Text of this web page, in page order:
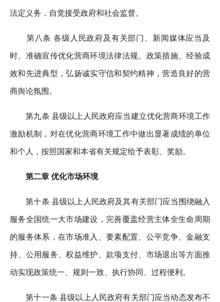
法定义务，自觉接受政府和社会监督。
第八条 各级人民政府及有关部门、新闻媒体应当及
时、准确宣传优化营商环境法律法规、政策措施、经验成
效和先进典型，弘扬诚实守信和契约精神，营造良好的营
商舆论氛围。
第九条 县级以上人民政府应当建立优化营商环境工作
激励机制，对在优化营商环境工作中做出显著成绩的单位
和个人，按照国家和本省有关规定给予表彰、奖励。
第二章 优化市场环境
第十条 县级以上人民政府及其有关部门应当围绕融入
服务全国统一大市场建设，完善覆盖经营主体全生命周期
的服务体系，在市场准入、要素配置、公平竞争、金融支
持、公用服务、权益维护、款项支付、市场退出等方面推
动实现政策统一、规则一致、执行协同、过程便利。
第十一条 县级以上人民政府有关部门应当动态发布不